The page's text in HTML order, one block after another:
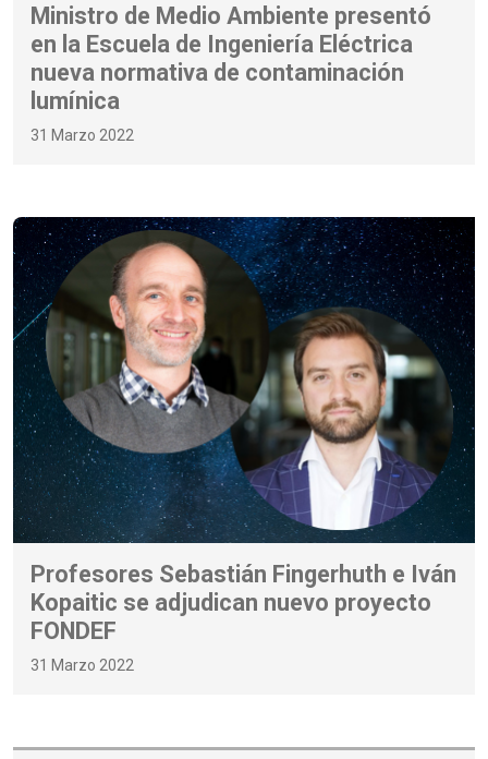
Ministro de Medio Ambiente presentó
en la Escuela de Ingeniería Eléctrica
nueva normativa de contaminación
lumínica
31 Marzo 2022
Profesores Sebastián Fingerhuth e Iván
Kopaitic se adjudican nuevo proyecto
FONDEF
31 Marzo 2022